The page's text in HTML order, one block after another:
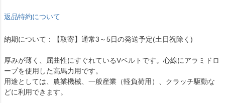
返品特約について
納期について：【取寄】通常3～5日の発送予定(土日祝除く)
厚みが薄く、屈曲性にすぐれているVベルトです。心線にアラミドロ
ープを使用した高馬力用です。
用途としては、農業機械、一般産業（軽負荷用）、クラッチ駆動な
どに利用できます。